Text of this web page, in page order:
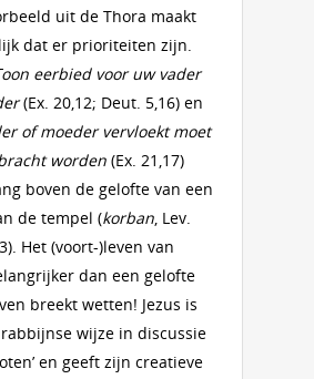
uit de Thora maakt
dat er prioriteiten zijn.
eerbied voor uw vader
(Ex. 20,12; Deut. 5,16) en
of moeder vervloekt moet
worden (Ex. 21,17)
boven de gelofte van een
de tempel (korban, Lev.
Het (voort-)leven van
dan een gelofte
breekt wetten! Jezus is
wijze in discussie
en geeft zijn creatieve